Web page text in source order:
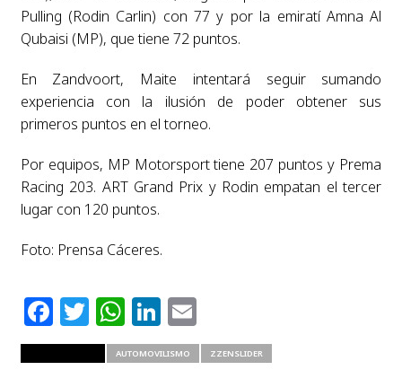
Pulling (Rodin Carlin) con 77 y por la emiratí Amna Al
Qubaisi (MP), que tiene 72 puntos.
En Zandvoort, Maite intentará seguir sumando
experiencia con la ilusión de poder obtener sus
primeros puntos en el torneo.
Por equipos, MP Motorsport tiene 207 puntos y Prema
Racing 203. ART Grand Prix y Rodin empatan el tercer
lugar con 120 puntos.
Foto: Prensa Cáceres.
Facebook
Twitter
WhatsApp
LinkedIn
Email
AUTOMOVILISMO ZZENSLIDER